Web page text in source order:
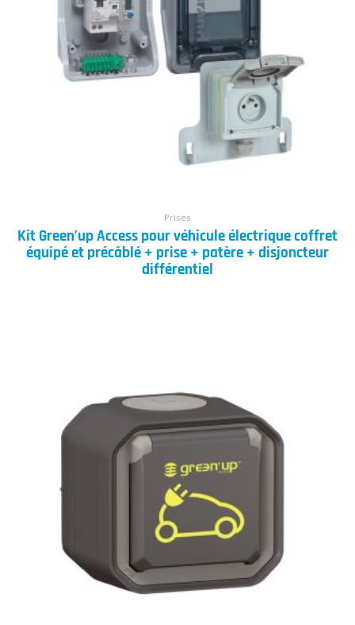
Prises
Kit Green’up Access pour véhicule électrique coffret
équipé et précâblé + prise + patère + disjoncteur
différentiel